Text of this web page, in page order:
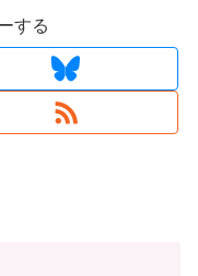
する